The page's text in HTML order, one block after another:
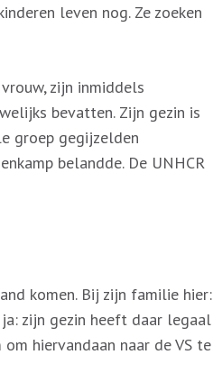
leven nog. Ze zoeken
zijn inmiddels
bevatten. Zijn gezin is
groep gegijzelden
belandde. De UNHCR
komen. Bij zijn familie hier:
zijn gezin heeft daar legaal
hiervandaan naar de VS te